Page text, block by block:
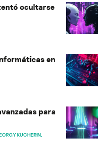
ocultarse
en
para
KUCHERIN